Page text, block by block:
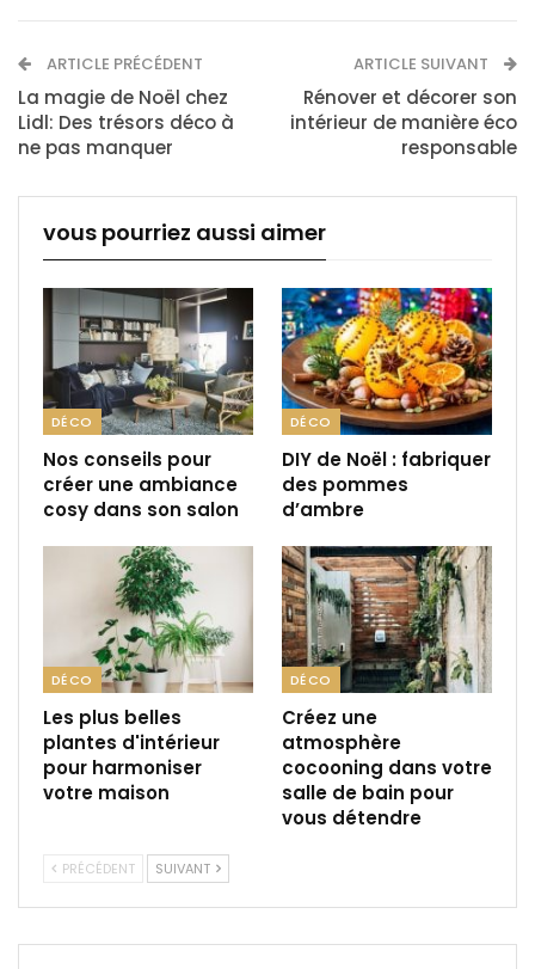
ARTICLE PRÉCÉDENT
La magie de Noël chez
Lidl: Des trésors déco à
ne pas manquer
ARTICLE SUIVANT
Rénover et décorer son
intérieur de manière éco
responsable
vous pourriez aussi aimer
DÉCO
Nos conseils pour
créer une ambiance
cosy dans son salon
DÉCO
DIY de Noël : fabriquer
des pommes
d’ambre
DÉCO
Les plus belles
plantes d'intérieur
pour harmoniser
votre maison
DÉCO
Créez une
atmosphère
cocooning dans votre
salle de bain pour
vous détendre
PRÉCÉDENT SUIVANT